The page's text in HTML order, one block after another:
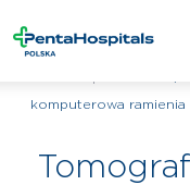
komputerowa ramienia